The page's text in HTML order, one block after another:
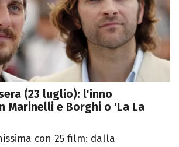
(23 luglio): l'inno
Marinelli e Borghi o 'La La
con 25 film: dalla